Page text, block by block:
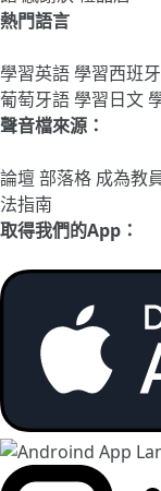
熱門語言
學習英語學習西班
葡萄牙語學習日文
聲音檔來源：
論壇部落格 成為教
法指南
取得我們的App：